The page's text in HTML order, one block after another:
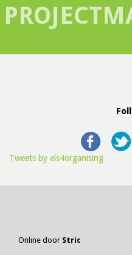
Tweets by els4organising
Online door Stric